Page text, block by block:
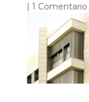
| 1 Comentario